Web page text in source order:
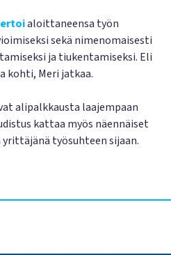
aloittaneensa työn
sekä nimenomaisesti
ja tiukentamiseksi. Eli
kohti, Meri jatkaa.
alipalkkausta laajempaan
kattaa myös näennäiset
työsuhteen sijaan.